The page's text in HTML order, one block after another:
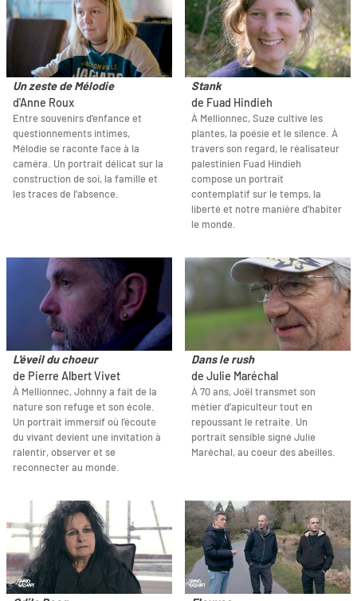
Un zeste de Mélodie
d'Anne Roux
Entre souvenirs d’enfance et
questionnements intimes,
Mélodie se raconte face à la
caméra. Un portrait délicat sur la
construction de soi, la famille et
les traces de l’absence.
Stank
de Fuad Hindieh
À Mellionnec, Suze cultive les
plantes, la poésie et le silence. À
travers son regard, le réalisateur
palestinien Fuad Hindieh
compose un portrait
contemplatif sur le temps, la
liberté et notre manière d’habiter
le monde.
L'éveil du choeur
de Pierre Albert Vivet
À Mellionnec, Johnny a fait de la
nature son refuge et son école.
Un portrait immersif où l’écoute
du vivant devient une invitation à
ralentir, observer et se
reconnecter au monde.
Dans le rush
de Julie Maréchal
À 70 ans, Joël transmet son
métier d’apiculteur tout en
repoussant le retraite. Un
portrait sensible signé Julie
Maréchal, au coeur des abeilles.